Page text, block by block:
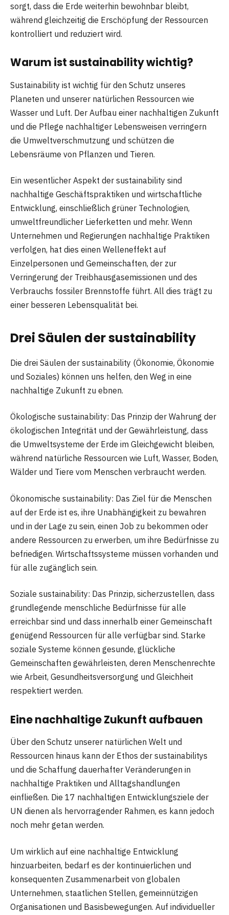
sorgt, dass die Erde weiterhin bewohnbar bleibt,
während gleichzeitig die Erschöpfung der Ressourcen
kontrolliert und reduziert wird.
Warum istsustainabilitywichtig?
Sustainability ist wichtig für den Schutz unseres
Planeten und unserer natürlichen Ressourcen wie
Wasser und Luft. Der Aufbau einer nachhaltigen Zukunft
und die Pflege nachhaltiger Lebensweisen verringern
die Umweltverschmutzung und schützen die
Lebensräume von Pflanzen und Tieren.
Ein wesentlicher Aspekt der sustainability sind
nachhaltige Geschäftspraktiken und wirtschaftliche
Entwicklung, einschließlich grüner Technologien,
umweltfreundlicher Lieferketten und mehr. Wenn
Unternehmen und Regierungen nachhaltige Praktiken
verfolgen, hat dies einen Welleneffekt auf
Einzelpersonen und Gemeinschaften, der zur
Verringerung der Treibhausgasemissionen und des
Verbrauchs fossiler Brennstoffe führt. All dies trägt zu
einer besseren Lebensqualität bei.
Drei Säulen dersustainability
Die drei Säulen der sustainability (Ökonomie, Ökonomie
und Soziales) können uns helfen, den Weg in eine
nachhaltige Zukunft zu ebnen.
Ökologische sustainability: Das Prinzip der Wahrung der
ökologischen Integrität und der Gewährleistung, dass
die Umweltsysteme der Erde im Gleichgewicht bleiben,
während natürliche Ressourcen wie Luft, Wasser, Boden,
Wälder und Tiere vom Menschen verbraucht werden.
Ökonomische sustainability: Das Ziel für die Menschen
auf der Erde ist es, ihre Unabhängigkeit zu bewahren
und in der Lage zu sein, einen Job zu bekommen oder
andere Ressourcen zu erwerben, um ihre Bedürfnisse zu
befriedigen. Wirtschaftssysteme müssen vorhanden und
für alle zugänglich sein.
Soziale sustainability: Das Prinzip, sicherzustellen, dass
grundlegende menschliche Bedürfnisse für alle
erreichbar sind und dass innerhalb einer Gemeinschaft
genügend Ressourcen für alle verfügbar sind. Starke
soziale Systeme können gesunde, glückliche
Gemeinschaften gewährleisten, deren Menschenrechte
wie Arbeit, Gesundheitsversorgung und Gleichheit
respektiert werden.
Eine nachhaltige Zukunft aufbauen
Über den Schutz unserer natürlichen Welt und
Ressourcen hinaus kann der Ethos der sustainabilitys
und die Schaffung dauerhafter Veränderungen in
nachhaltige Praktiken und Alltagshandlungen
einfließen. Die 17 nachhaltigen Entwicklungsziele der
UN dienen als hervorragender Rahmen, es kann jedoch
noch mehr getan werden.
Um wirklich auf eine nachhaltige Entwicklung
hinzuarbeiten, bedarf es der kontinuierlichen und
konsequenten Zusammenarbeit von globalen
Unternehmen, staatlichen Stellen, gemeinnützigen
Organisationen und Basisbewegungen. Auf individueller